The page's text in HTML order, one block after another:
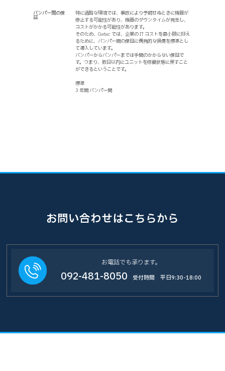
バンパー間の保
証
特に過酷な環境では、事故により予期せぬときに機器が
停止する可能性があり、機器のダウンタイムが発生し、
コストがかかる可能性があります。
そのため、Getac では、企業の IT コストを最小限に抑え
るために、バンパー間の保証に偶発的な損傷を標準とし
て導入しています。
バンパーからバンパーまでは手間のかからない保証で
す。つまり、数日以内にユニットを稼働状態に戻すこと
ができるということです。
標準
3 年間 バンパー間
お問い合わせはこちらから
お電話でも承ります。
092-481-8050 受付時間 平日9:30-18:00